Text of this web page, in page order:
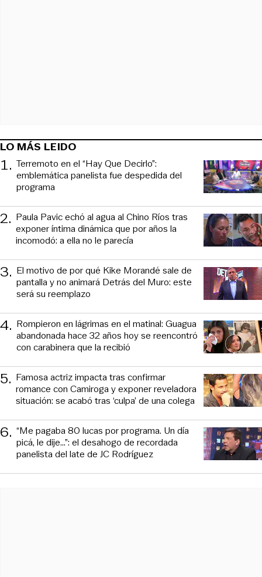
LO MÁS LEIDO
1. Terremoto en el “Hay Que Decirlo”:
emblemática panelista fue despedida del
programa
2. Paula Pavic echó al agua al Chino Ríos tras
exponer íntima dinámica que por años la
incomodó: a ella no le parecía
3. El motivo de por qué Kike Morandé sale de
pantalla y no animará Detrás del Muro: este
será su reemplazo
4. Rompieron en lágrimas en el matinal: Guagua
abandonada hace 32 años hoy se reencontró
con carabinera que la recibió
5. Famosa actriz impacta tras confirmar
romance con Camiroga y exponer reveladora
situación: se acabó tras ‘culpa’ de una colega
6. “Me pagaba 80 lucas por programa. Un día
picá, le dije...”: el desahogo de recordada
panelista del late de JC Rodríguez